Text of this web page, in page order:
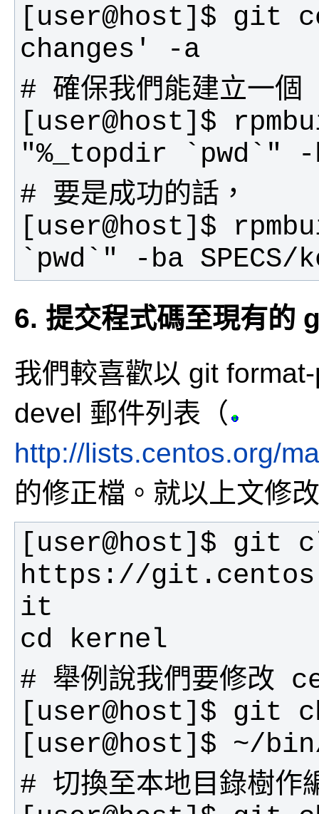
[user@host]$ git
changes' -a
[user@host]$
[user@host]$
`pwd`" -ba SPECS/
6. 提交程式碼至現有的
我們較喜歡以 git
devel 郵件列表（
http://lists.centos.org/
的修正檔。就以上文修
[user@host]$ git
https://